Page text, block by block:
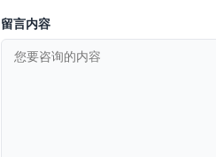
留言内容